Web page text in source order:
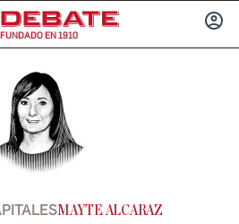
FUNDADO EN 1910
MAYTE ALCARAZ